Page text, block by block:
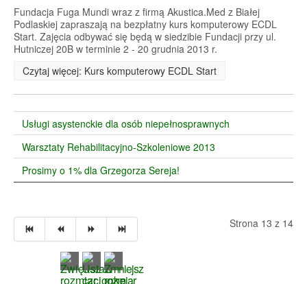
Fundacja Fuga Mundi wraz z firmą Akustica.Med z Białej
Podlaskiej zapraszają na bezpłatny kurs komputerowy ECDL
Start. Zajęcia odbywać się będą w siedzibie Fundacji przy ul.
Hutniczej 20B w terminie 2 - 20 grudnia 2013 r.
Czytaj więcej: Kurs komputerowy ECDL Start
Usługi asystenckie dla osób niepełnosprawnych
Warsztaty Rehabilitacyjno-Szkoleniowe 2013
Prosimy o 1% dla Grzegorza Sereja!
Strona 13 z 14